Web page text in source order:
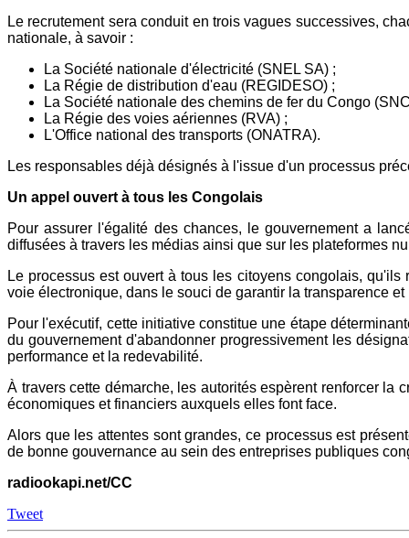
Le recrutement sera conduit en trois vagues successives,
nationale, à savoir :
La Société nationale d'électricité (SNEL SA) ;
La Régie de distribution d'eau (REGIDESO) ;
La Société nationale des chemins de fer du Congo
La Régie des voies aériennes (RVA) ;
L'Office national des transports (ONATRA).
Les responsables déjà désignés à l'issue d'un processus
Un appel ouvert à tous les Congolais
Pour assurer l'égalité des chances, le gouvernement a
diffusées à travers les médias ainsi que sur les plateformes
Le processus est ouvert à tous les citoyens congolais,
voie électronique, dans le souci de garantir la transparence
Pour l'exécutif, cette initiative constitue une étape
du gouvernement d'abandonner progressivement les
performance et la redevabilité.
À travers cette démarche, les autorités espèrent renforcer
économiques et financiers auxquels elles font face.
Alors que les attentes sont grandes, ce processus est
de bonne gouvernance au sein des entreprises publiques
radiookapi.net/CC
Tweet